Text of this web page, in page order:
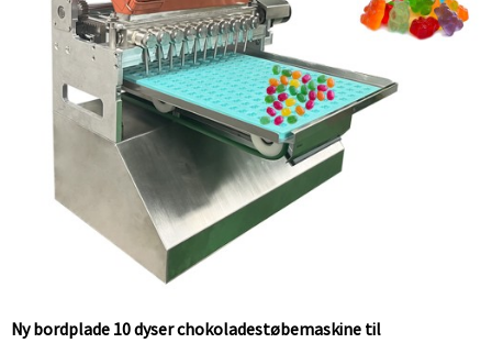
Ny bordplade 10 dyser chokoladestøbemaskine til